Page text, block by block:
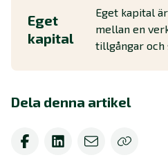
Eget
kapital
Eget kapital
mellan en
tillgångar och
Dela denna artikel